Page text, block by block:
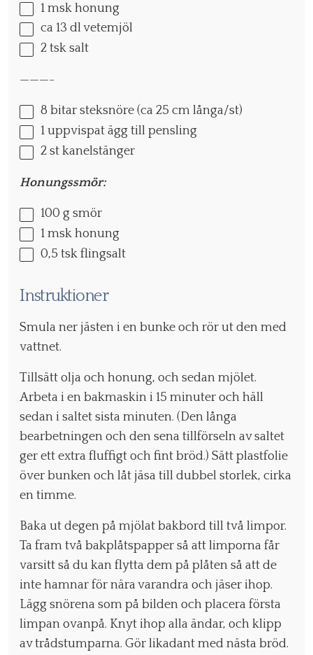
1 msk honung
ca 13 dl vetemjöl
2 tsk salt
———-
8 bitar steksnöre (ca 25 cm långa/st)
1 uppvispat ägg till pensling
2 st kanelstänger
Honungssmör:
100 g smör
1 msk honung
0,5 tsk flingsalt
Instruktioner
Smula ner jästen i en bunke och rör ut den med
vattnet.
Tillsätt olja och honung, och sedan mjölet.
Arbeta i en bakmaskin i 15 minuter och häll
sedan i saltet sista minuten. (Den långa
bearbetningen och den sena tillförseln av saltet
ger ett extra fluffigt och fint bröd.) Sätt plastfolie
över bunken och låt jäsa till dubbel storlek, cirka
en timme.
Baka ut degen på mjölat bakbord till två limpor.
Ta fram två bakplåtspapper så att limporna får
varsitt så du kan flytta dem på plåten så att de
inte hamnar för nära varandra och jäser ihop.
Lägg snörena som på bilden och placera första
limpan ovanpå. Knyt ihop alla ändar, och klipp
av trådstumparna. Gör likadant med nästa bröd.